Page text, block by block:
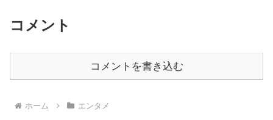
コメント
コメントを書き込む
ホーム エンタメ